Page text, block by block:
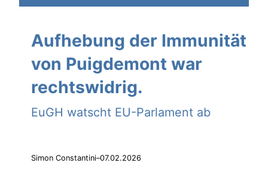
Aufhebung der Immunität
von Puigdemont war
rechtswidrig.
EuGH watscht EU-Parlament ab
Simon Constantini–07.02.2026